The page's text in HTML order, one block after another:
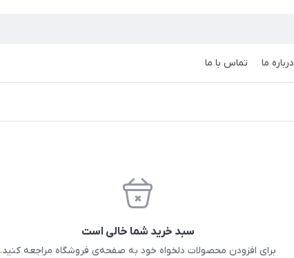
درباره ما تماس با ما
سبد خرید شما خالی است
برای افزودن محصولات دلخواه خود به صفحه‌ی فروشگاه مراجعه کنید.